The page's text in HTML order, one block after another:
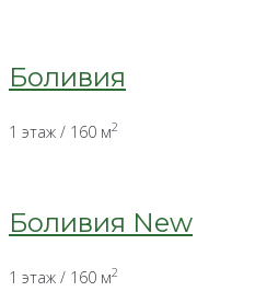
Боливия
1 этаж / 160 м2
Боливия New
1 этаж / 160 м2